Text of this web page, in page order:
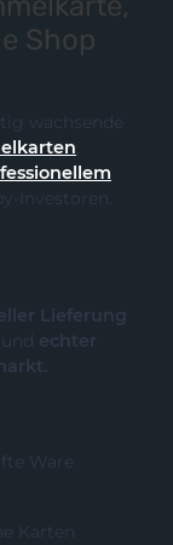
Shop
wachsende
,
Investoren.
Lieferung
und echter
Ware
Karten